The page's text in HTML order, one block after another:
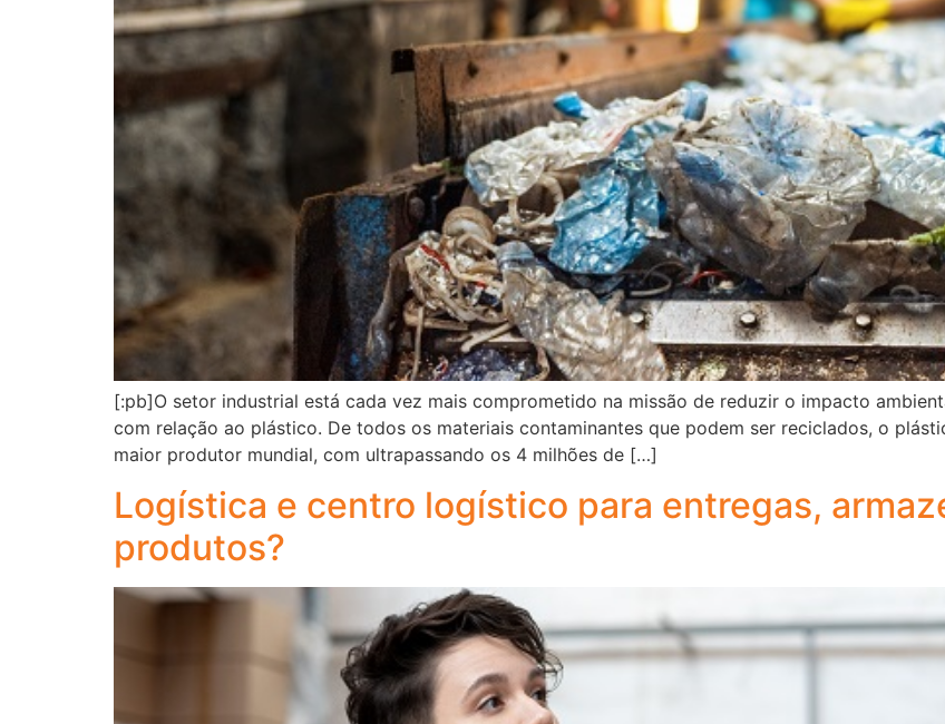
[:pb]O setor industrial está cada vez mais comprometido na missão de reduzir o impacto
com relação ao plástico. De todos os materiais contaminantes que podem ser reciclados, o
maior produtor mundial, com ultrapassando os 4 milhões de […]
Logística e centro logístico para entregas,
produtos?